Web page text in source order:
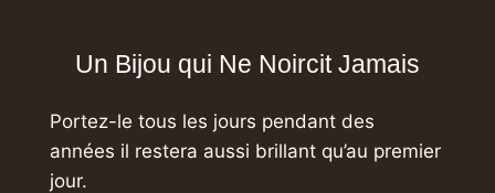
Un Bijou qui Ne Noircit Jamais
Portez-le tous les jours pendant des
années il restera aussi brillant qu’au premier
jour.